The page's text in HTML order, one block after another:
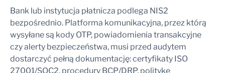
Bank lub instytucja płatnicza podlega NIS2
bezpośrednio. Platforma komunikacyjna, przez którą
wysyłane są kody OTP, powiadomienia transakcyjne
czy alerty bezpieczeństwa, musi przed audytem
dostarczyć pełną dokumentację: certyfikaty ISO
27001/SOC2, procedury BCP/DRP, politykę